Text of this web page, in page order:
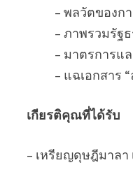
– พลวัตของกา
– ภาพรวมรัฐธร
– มาตรการและ
– แฉเอกสาร “
เกียรติคุณที่ได้รับ
– เหรียญดุษฎีมาลา